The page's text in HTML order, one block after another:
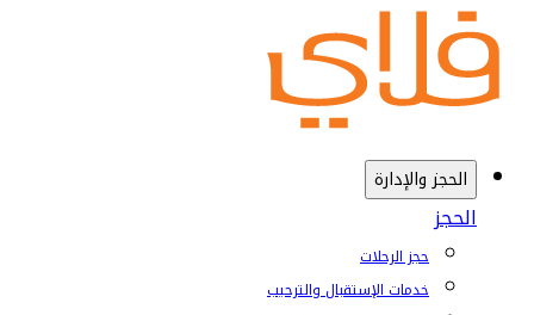
الحجز والإدارة
الحجز
حجز الرحلات
خدمات الإستقبال والترحيب